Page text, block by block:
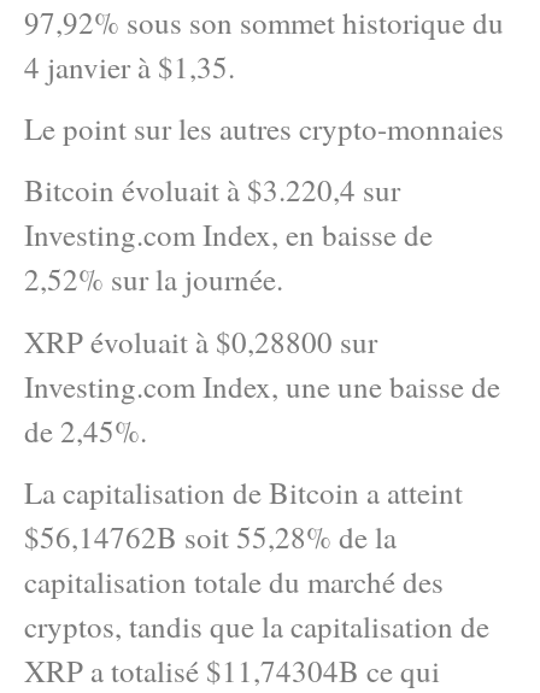
97,92% sous son sommet historique du
4 janvier à $1,35.
Le point sur les autres crypto-monnaies
Bitcoin évoluait à $3.220,4 sur
Investing.com Index, en baisse de
2,52% sur la journée.
XRP évoluait à $0,28800 sur
Investing.com Index, une une baisse de
de 2,45%.
La capitalisation de Bitcoin a atteint
$56,14762B soit 55,28% de la
capitalisation totale du marché des
cryptos, tandis que la capitalisation de
XRP a totalisé $11,74304B ce qui